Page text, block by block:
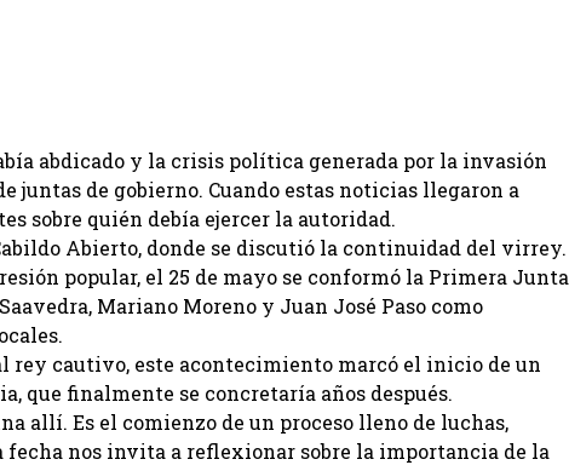
abdicado y la crisis política generada por la invasión
juntas de gobierno. Cuando estas noticias llegaron a
sobre quién debía ejercer la autoridad.
Abierto, donde se discutió la continuidad del virrey.
popular, el 25 de mayo se conformó la Primera Junta
Mariano Moreno y Juan José Paso como
rey cautivo, este acontecimiento marcó el inicio de un
que finalmente se concretaría años después.
allí. Es el comienzo de un proceso lleno de luchas,
fecha nos invita a reflexionar sobre la importancia de la